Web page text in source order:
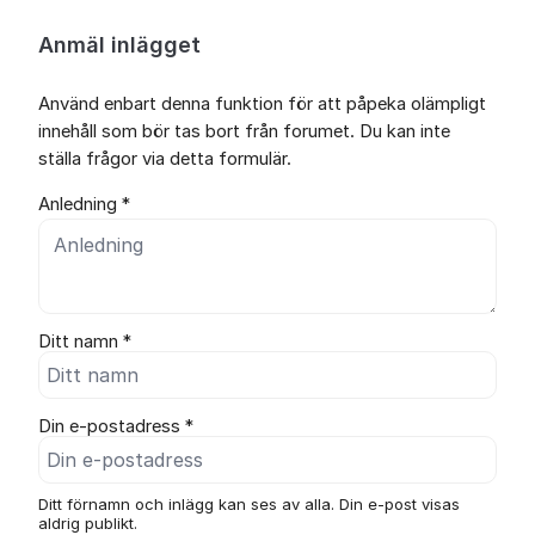
Anmäl inlägget
Använd enbart denna funktion för att påpeka olämpligt
innehåll som bör tas bort från forumet. Du kan inte
ställa frågor via detta formulär.
Anledning *
Ditt namn *
Din e-postadress *
Ditt förnamn och inlägg kan ses av alla. Din e-post visas
aldrig publikt.